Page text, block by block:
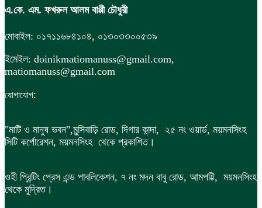
এ.কে. এম. ফখরুল আলম বাপ্পী চৌধুরী
মোবাইল: ০১৭১১৬৮৪১০৪, ০১৩০৩৩০০৫৩৯
ইমেইল: doinikmatiomanuss@gmail.com,
matiomanuss@gmail.com
যোগাযোগ:
"মাটি ও মানুষ ভবন",মুন্সিবাড়ি রোড, দিগার কান্দা, ২৫ নং ওয়ার্ড, ময়মনসিংহ
সিটি কর্পোরেশন, ময়মনসিংহ থেকে প্রকাশিত।
ওহী প্রিন্টিং প্রেস এন্ড পাবলিকেশন, ৭ নং মদন বাবু রোড, আমপট্টি, ময়মনসিংহ
থেকে মুদ্রিত।